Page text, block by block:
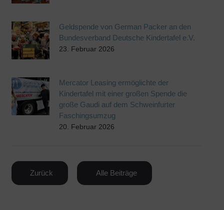
Geldspende von German Packer an den
Bundesverband Deutsche Kindertafel e.V.
23. Februar 2026
Mercator Leasing ermöglichte der
Kindertafel mit einer großen Spende die
große Gaudi auf dem Schweinfurter
Faschingsumzug
20. Februar 2026
Zurück Alle Beiträge